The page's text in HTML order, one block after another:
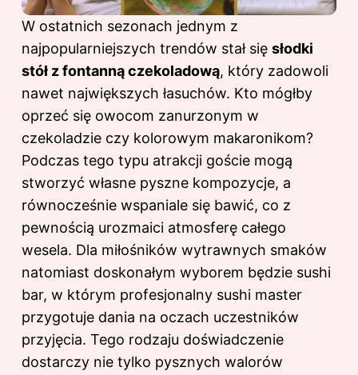
W ostatnich sezonach jednym z
najpopularniejszych trendów stał się słodki
stół z fontanną czekoladową, który zadowoli
nawet największych łasuchów. Kto mógłby
oprzeć się owocom zanurzonym w
czekoladzie czy kolorowym makaronikom?
Podczas tego typu atrakcji goście mogą
stworzyć własne pyszne kompozycje, a
równocześnie wspaniale się bawić, co z
pewnością urozmaici atmosferę całego
wesela. Dla miłośników wytrawnych smaków
natomiast doskonałym wyborem będzie sushi
bar, w którym profesjonalny sushi master
przygotuje dania na oczach uczestników
przyjęcia. Tego rodzaju doświadczenie
dostarczy nie tylko pysznych walorów